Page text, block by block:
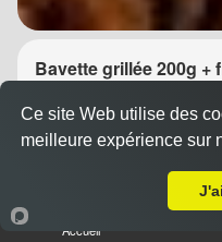
Bavette grillée 200g +
Dès14.90 €
Accueil
Ce site Web utilise des
meilleure expérience sur